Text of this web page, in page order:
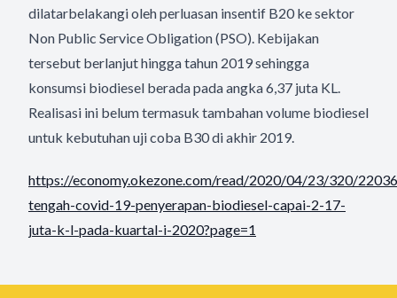
dilatarbelakangi oleh perluasan insentif B20 ke sektor
Non Public Service Obligation (PSO). Kebijakan
tersebut berlanjut hingga tahun 2019 sehingga
konsumsi biodiesel berada pada angka 6,37 juta KL.
Realisasi ini belum termasuk tambahan volume biodiesel
untuk kebutuhan uji coba B30 di akhir 2019.
https://economy.okezone.com/read/2020/04/23/320/
tengah-covid-19-penyerapan-biodiesel-capai-2-17-
juta-k-l-pada-kuartal-i-2020?page=1